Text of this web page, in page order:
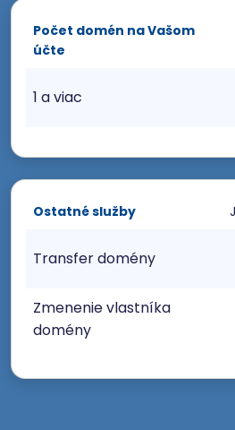
Počet domén na Vašom
účte
1 a viac
Ostatné služby
Transfer domény
Zmenenie vlastníka
domény